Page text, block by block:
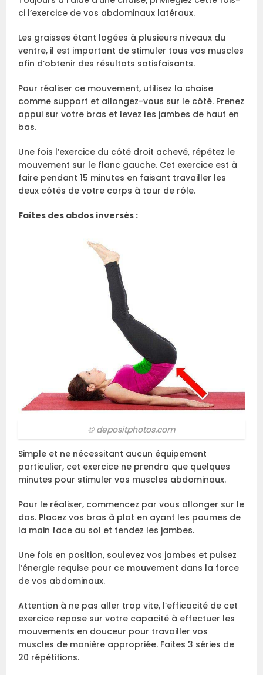
ci l’exercice de vos abdominaux latéraux.
Les graisses étant logées à plusieurs niveaux du
ventre, il est important de stimuler tous vos muscles
afin d’obtenir des résultats satisfaisants.
Pour réaliser ce mouvement, utilisez la chaise
comme support et allongez-vous sur le côté. Prenez
appui sur votre bras et levez les jambes de haut en
bas.
Une fois l’exercice du côté droit achevé, répétez le
mouvement sur le flanc gauche. Cet exercice est à
faire pendant 15 minutes en faisant travailler les
deux côtés de votre corps à tour de rôle.
Faites des abdos inversés :
© depositphotos.com
Simple et ne nécessitant aucun équipement
particulier, cet exercice ne prendra que quelques
minutes pour stimuler vos muscles abdominaux.
Pour le réaliser, commencez par vous allonger sur le
dos. Placez vos bras à plat en ayant les paumes de
la main face au sol et tendez les jambes.
Une fois en position, soulevez vos jambes et puisez
l’énergie requise pour ce mouvement dans la force
de vos abdominaux.
Attention à ne pas aller trop vite, l’efficacité de cet
exercice repose sur votre capacité à effectuer les
mouvements en douceur pour travailler vos
muscles de manière appropriée. Faites 3 séries de
20 répétitions.